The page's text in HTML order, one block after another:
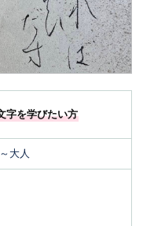
字を学びたい方
大人